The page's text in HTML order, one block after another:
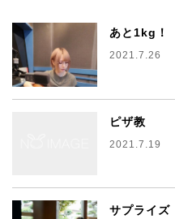
あと1kg！
2021.7.26
ピザ教
2021.7.19
サプライズ